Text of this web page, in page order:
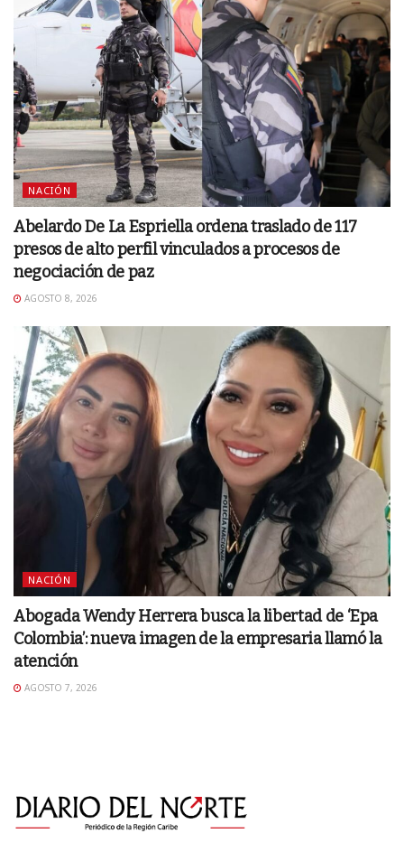
NACIÓN
Abelardo De La Espriella ordena traslado de 117
presos de alto perfil vinculados a procesos de
negociación de paz
AGOSTO 8, 2026
NACIÓN
Abogada Wendy Herrera busca la libertad de ‘Epa
Colombia’: nueva imagen de la empresaria llamó la
atención
AGOSTO 7, 2026